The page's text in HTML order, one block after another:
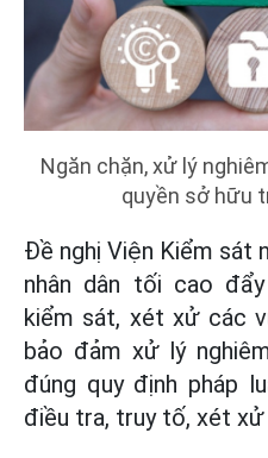
Ngăn chặn, xử lý
quyền sở hữu
Đề nghị Viện Kiểm sát
nhân dân tối cao
kiểm sát, xét xử các
bảo đảm xử lý
đúng quy định pháp
điều tra, truy tố, xét